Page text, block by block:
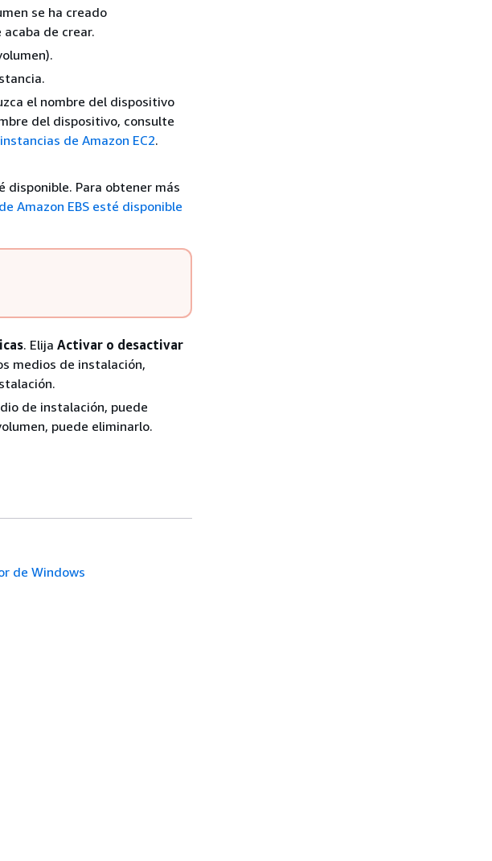
se ha creado
de crear.
el nombre del dispositivo
del dispositivo, consulte
de Amazon EC2.
disponible. Para obtener más
Amazon EBS esté disponible
. Elija Activar o desactivar
medios de instalación,
de instalación, puede
puede eliminarlo.
de Windows